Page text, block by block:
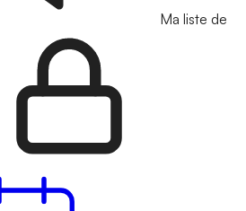
Ma liste de